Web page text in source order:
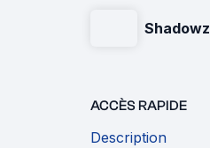
Shadowz
ACCÈS RAPIDE
Description